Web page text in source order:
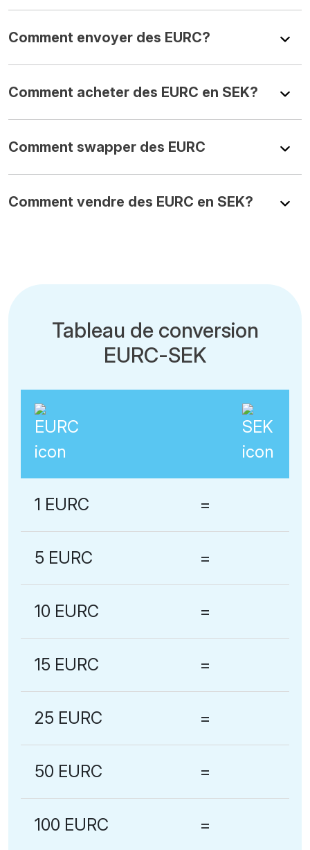
Comment envoyer des EURC?
Comment acheter des EURC en SEK?
Comment swapper des EURC
Comment vendre des EURC en SEK?
Tableau de conversion
EURC-SEK
1 EURC =
5 EURC =
10 EURC =
15 EURC =
25 EURC =
50 EURC =
100 EURC =